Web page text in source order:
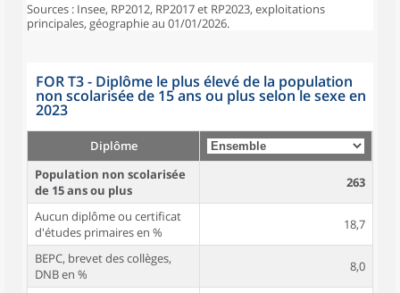
Sources : Insee, RP2012, RP2017 et RP2023, exploitations
principales, géographie au 01/01/2026.
FOR T3 - Diplôme le plus élevé de la population
non scolarisée de 15 ans ou plus selon le sexe en
2023
Diplôme
Population non scolarisée
de 15 ans ou plus
263
Aucun diplôme ou certificat
d'études primaires en %
18,7
BEPC, brevet des collèges,
DNB en %
8,0